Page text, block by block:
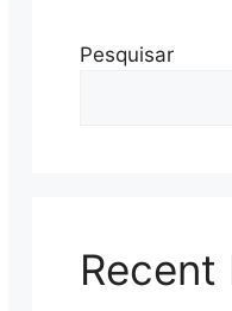
Pesquisar
Recent